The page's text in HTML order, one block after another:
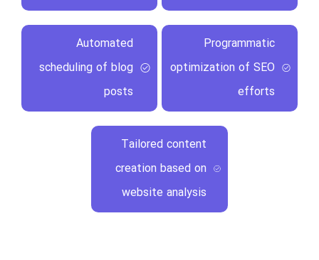
Programmatic
optimization of SEO
efforts
Automated
scheduling of blog
posts
Tailored content
creation based on
website analysis